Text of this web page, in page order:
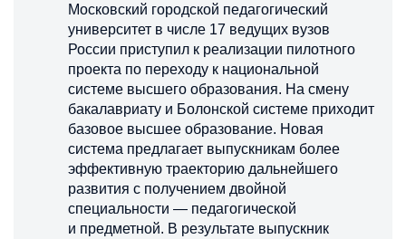
Московский городской педагогический
университет в числе 17 ведущих вузов
России приступил к реализации пилотного
проекта по переходу к национальной
системе высшего образования. На смену
бакалавриату и Болонской системе приходит
базовое высшее образование. Новая
система предлагает выпускникам более
эффективную траекторию дальнейшего
развития с получением двойной
специальности — педагогической
и предметной. В результате выпускник